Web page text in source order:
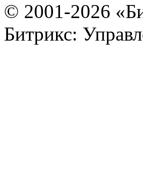
© 2001-2026
Битрикс: